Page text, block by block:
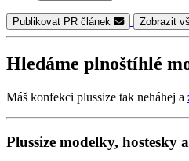
Publikovat PR článek Zobrazit
Hledáme plnoštíhlé
Máš konfekci plussize tak neháhej a
Plussize modelky, hostesky